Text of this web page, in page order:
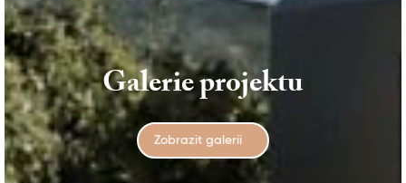
Galerie projektu
Zobrazit galerii